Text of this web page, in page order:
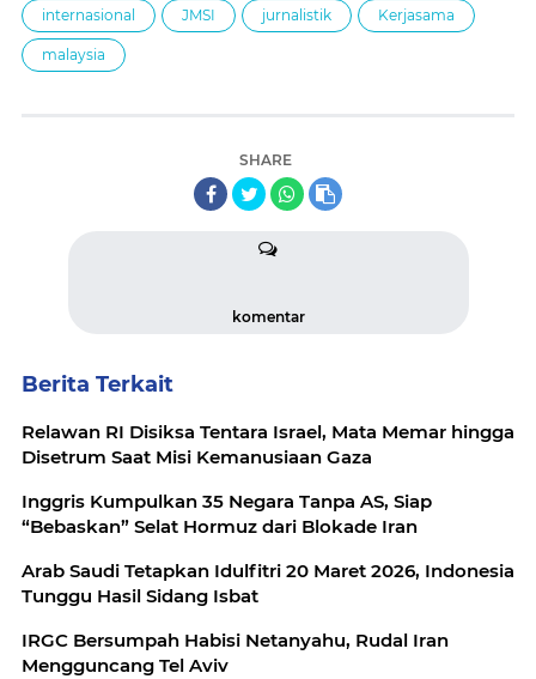
internasional JMSI jurnalistik Kerjasama
malaysia
SHARE
komentar
Berita Terkait
Relawan RI Disiksa Tentara Israel, Mata Memar hingga
Disetrum Saat Misi Kemanusiaan Gaza
Inggris Kumpulkan 35 Negara Tanpa AS, Siap
“Bebaskan” Selat Hormuz dari Blokade Iran
Arab Saudi Tetapkan Idulfitri 20 Maret 2026, Indonesia
Tunggu Hasil Sidang Isbat
IRGC Bersumpah Habisi Netanyahu, Rudal Iran
Mengguncang Tel Aviv